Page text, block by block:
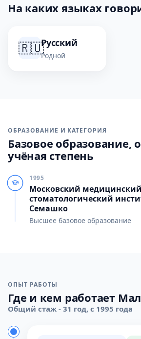
На каких языках
🇷🇺Русский
Родной
ОБРАЗОВАНИЕ И КАТЕГОРИЯ
Базовое образование,
учёная степень
1995
Московский медицинский
стоматологический
Семашко
Высшее базовое образование
ОПЫТ РАБОТЫ
Где и кем работает
Общий стаж - 31 год, с 1995 года